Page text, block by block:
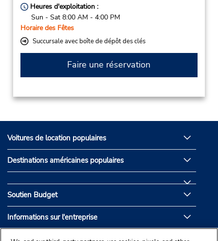
Heures d'exploitation :
Sun - Sat 8:00 AM - 4:00 PM
Horaire des Fêtes
Succursale avec boîte de dépôt des clés
Faire une réservation
Voitures de location populaires
Destinations américaines populaires
Soutien Budget
Informations sur l'entreprise